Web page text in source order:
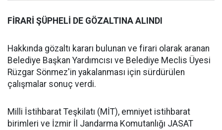
FİRARİ ŞÜPHELİ DE GÖZALTINA ALINDI
Hakkında gözaltı kararı bulunan ve firari olarak aranan
Belediye Başkan Yardımcısı ve Belediye Meclis Üyesi
Rüzgar Sönmez'in yakalanması için sürdürülen
çalışmalar sonuç verdi.
Milli İstihbarat Teşkilatı (MİT), emniyet istihbarat
birimleri ve İzmir İl Jandarma Komutanlığı JASAT